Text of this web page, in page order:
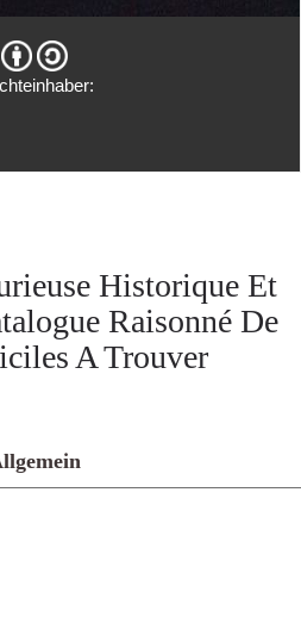
Historique Et
Raisonné De
A Trouver